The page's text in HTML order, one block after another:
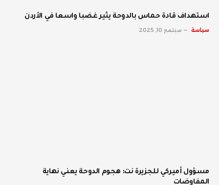
استهداف قادة حماس بالدوحة يثير غضبا واسعا في الأردن
سياسة سبتمبر 10, 2025
مسؤول أميركي للجزيرة نت: هجوم الدوحة يعني نهاية
المفاوضات